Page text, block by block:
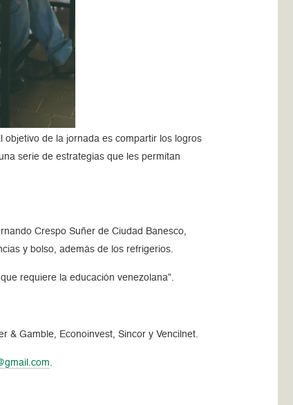
objetivo de la jornada es compartir los logros
serie de estrategias que les permitan
Crespo Suñer de Ciudad Banesco,
y bolso, además de los refrigerios.
requiere la educación venezolana”.
& Gamble, Econoinvest, Sincor y Vencilnet.